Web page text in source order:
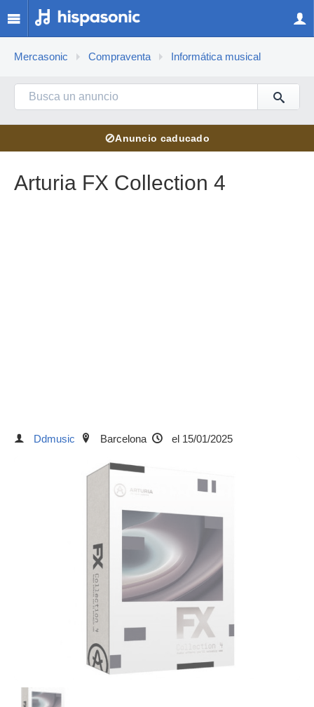
Mercasonic Compraventa Informática musical
⊘Anuncio caducado
Arturia FX Collection 4
Ddmusic Barcelona el 15/01/2025